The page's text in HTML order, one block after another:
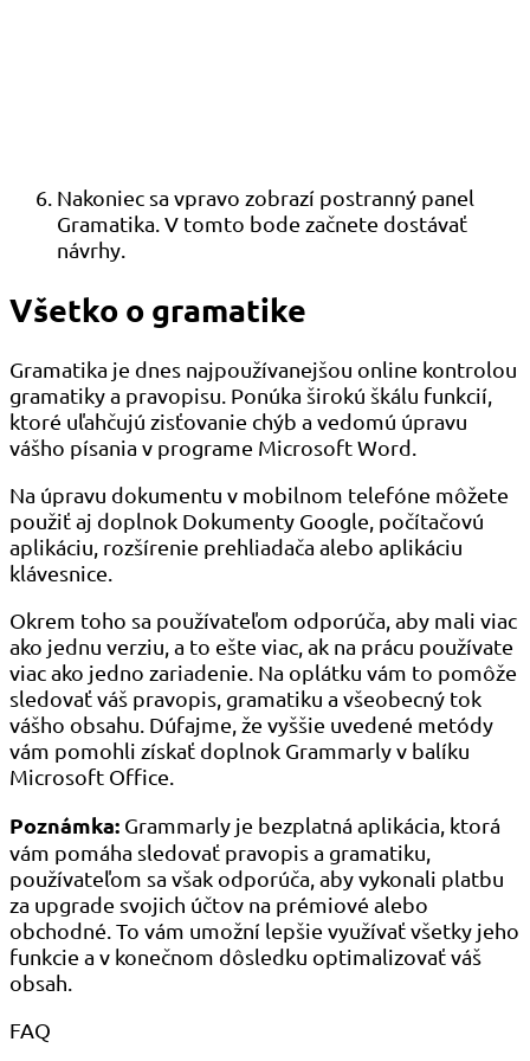
Nakoniec sa vpravo zobrazí postranný panel
Gramatika. V tomto bode začnete dostávať
návrhy.
Všetko o gramatike
Gramatika je dnes najpoužívanejšou online kontrolou
gramatiky a pravopisu. Ponúka širokú škálu funkcií,
ktoré uľahčujú zisťovanie chýb a vedomú úpravu
vášho písania v programe Microsoft Word.
Na úpravu dokumentu v mobilnom telefóne môžete
použiť aj doplnok Dokumenty Google, počítačovú
aplikáciu, rozšírenie prehliadača alebo aplikáciu
klávesnice.
Okrem toho sa používateľom odporúča, aby mali viac
ako jednu verziu, a to ešte viac, ak na prácu používate
viac ako jedno zariadenie. Na oplátku vám to pomôže
sledovať váš pravopis, gramatiku a všeobecný tok
vášho obsahu. Dúfajme, že vyššie uvedené metódy
vám pomohli získať doplnok Grammarly v balíku
Microsoft Office.
Poznámka: Grammarly je bezplatná aplikácia, ktorá
vám pomáha sledovať pravopis a gramatiku,
používateľom sa však odporúča, aby vykonali platbu
za upgrade svojich účtov na prémiové alebo
obchodné. To vám umožní lepšie využívať všetky jeho
funkcie a v konečnom dôsledku optimalizovať váš
obsah.
FAQ